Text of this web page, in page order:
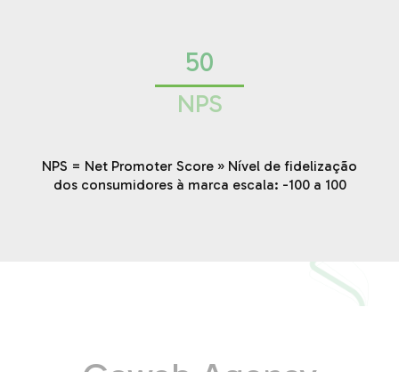
50
NPS
NPS = Net Promoter Score » Nível de fidelização
dos consumidores à marca escala: -100 a 100